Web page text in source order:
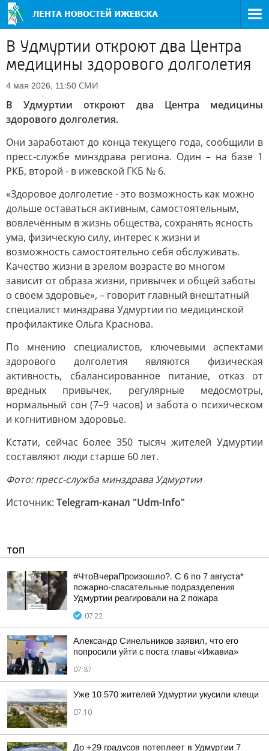
В Удмуртии откроют два Центра
медицины здорового долголетия
4 мая 2026, 11:50 СМИ
В Удмуртии откроют два Центра медицины
здорового долголетия.
Они заработают до конца текущего года, сообщили в
пресс-службе минздрава региона. Один – на базе 1
РКБ, второй - в ижевской ГКБ № 6.
«Здоровое долголетие - это возможность как можно
дольше оставаться активным, самостоятельным,
вовлечённым в жизнь общества, сохранять ясность
ума, физическую силу, интерес к жизни и
возможность самостоятельно себя обслуживать.
Качество жизни в зрелом возрасте во многом
зависит от образа жизни, привычек и общей заботы
о своем здоровье», – говорит главный внештатный
специалист минздрава Удмуртии по медицинской
профилактике Ольга Краснова.
По мнению специалистов, ключевыми аспектами
здорового долголетия являются физическая
активность, сбалансированное питание, отказ от
вредных привычек, регулярные медосмотры,
нормальный сон (7–9 часов) и забота о психическом
и когнитивном здоровье.
Кстати, сейчас более 350 тысяч жителей Удмуртии
составляют люди старше 60 лет.
Фото: пресс-служба минздрава Удмуртии
Источник: Telegram-канал "Udm-Info"
ТОП
#ЧтоВчераПроизошло?. С 6 по 7 августа*
пожарно-спасательные подразделения
Удмуртии реагировали на 2 пожара
07:22
Александр Синельников заявил, что его
попросили уйти с поста главы «Ижавиа»
07:37
Уже 10 570 жителей Удмуртии укусили клещи
07:10
До +29 градусов потеплеет в Удмуртии 7